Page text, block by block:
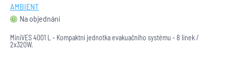
AMBIENT
Na objednání
MiniVES 4001 L - Kompaktní jednotka evakuačního systému - 8 linek /
2x320W.